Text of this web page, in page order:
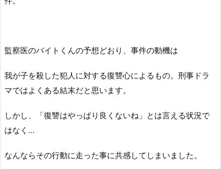
監察医のバイトくんの予想どおり、事件の動機は
我が子を殺した犯人に対する復讐心によるもの。刑事ドラ
マではよくある結末だと思います。
しかし、「復讐はやっぱり良くないね」とは言える状況で
はなく…
なんならその行動に走った事に共感してしまいました。